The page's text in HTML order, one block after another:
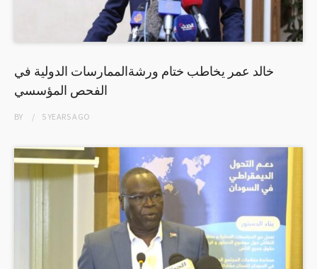
خالد عمر يخاطب ختام ورشةالممارسات الدولية في
الفحص المؤسسي
BY 5 YEARSAGO